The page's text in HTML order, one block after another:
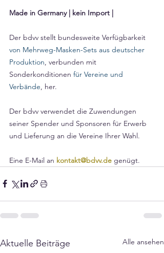
Made in Germany | kein Import |
Der bdvv stellt bundesweite Verfügbarkeit
von Mehrweg-Masken-Sets aus deutscher
Produktion, verbunden mit
Sonderkonditionen für Vereine und
Verbände, her.
Der bdvv verwendet die Zuwendungen
seiner Spender und Sponsoren für Erwerb
und Lieferung an die Vereine Ihrer Wahl.
Eine E-Mail an kontakt@bdvv.de genügt.
Aktuelle Beiträge Alle ansehen